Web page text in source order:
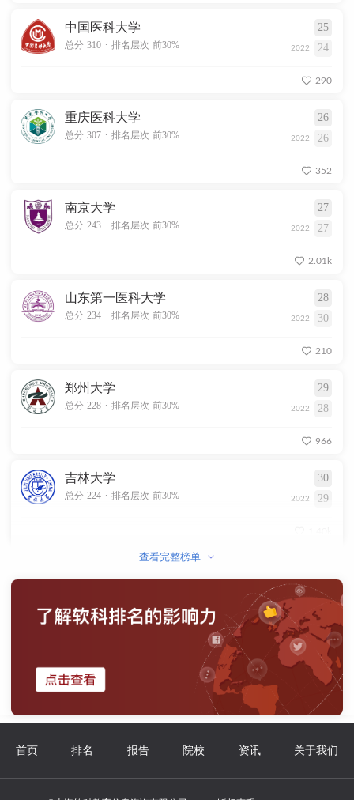
中国医科大学 25
总分 310 . 排名层次 前30% 2022 24
290
重庆医科大学 26
总分 307 . 排名层次 前30% 2022 26
352
南京大学 27
总分 243 . 排名层次 前30% 2022 27
2.01k
山东第一医科大学 28
总分 234 . 排名层次 前30% 2022 30
210
郑州大学 29
总分 228 . 排名层次 前30% 2022 28
966
吉林大学 30
总分 224 . 排名层次 前30% 2022 29
查看完整榜单
首页 排名 报告 院校 资讯 关于我们